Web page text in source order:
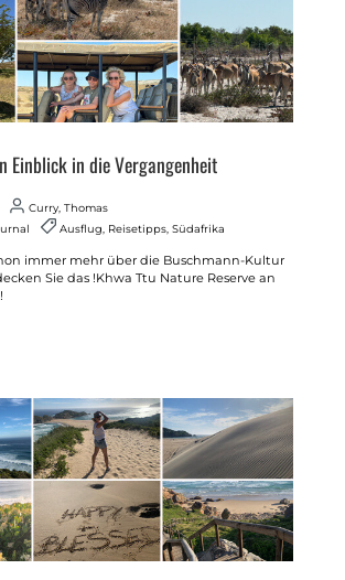
Einblick in die Vergangenheit
Curry, Thomas
Ausflug Reisetipps ,Südafrika
immer mehr über die Buschmann-Kultur
Sie das !Khwa Ttu Nature Reserve an